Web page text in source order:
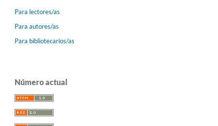
Para lectores/as
Para autores/as
Para bibliotecarios/as
Número actual